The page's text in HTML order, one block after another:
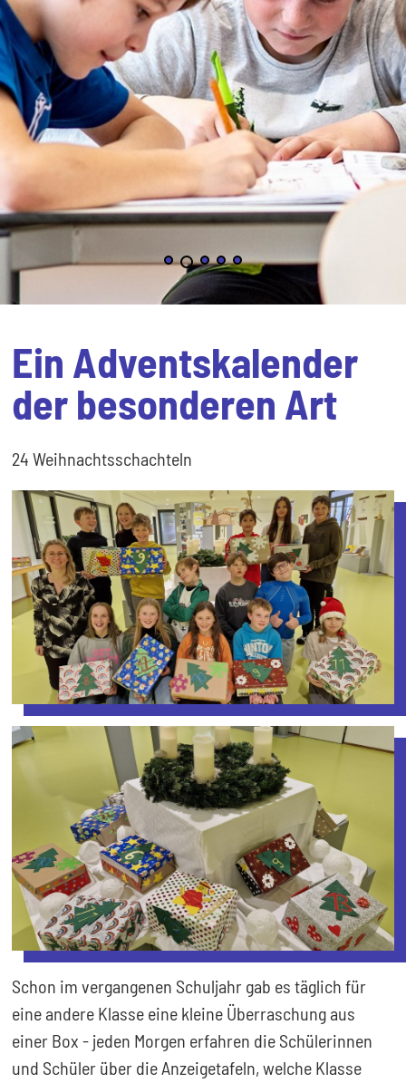
Ein Adventskalender
der besonderen Art
24 Weihnachtsschachteln
Schon im vergangenen Schuljahr gab es täglich für
eine andere Klasse eine kleine Überraschung aus
einer Box - jeden Morgen erfahren die Schülerinnen
und Schüler über die Anzeigetafeln, welche Klasse